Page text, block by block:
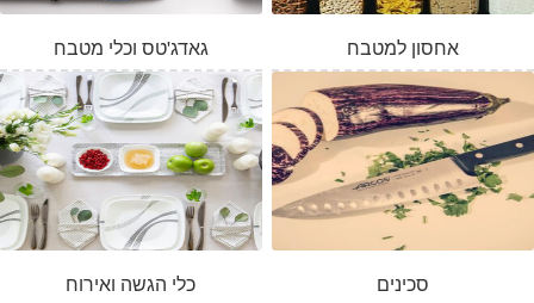
גאדג'טס וכלי מטבח אחסון למטבח
כלי הגשה ואירוח סכינים